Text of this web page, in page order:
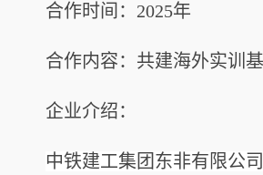
合作时间：2025年
合作内容：共建海外实训
企业介绍：
中铁建工集团东非有限公